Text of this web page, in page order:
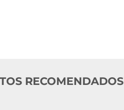
RECOMENDADOS